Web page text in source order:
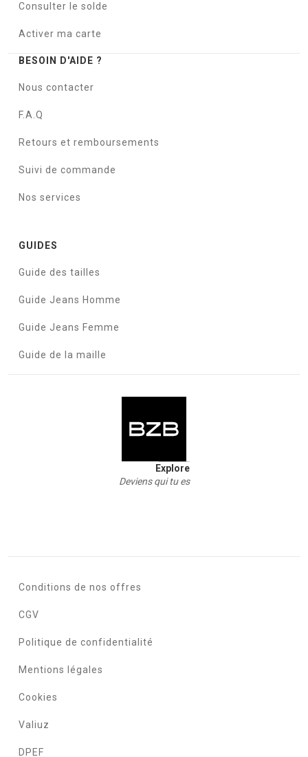
Consulter le solde
Activer ma carte
BESOIN D'AIDE ?
Nous contacter
F.A.Q
Retours et remboursements
Suivi de commande
Nos services
GUIDES
Guide des tailles
Guide Jeans Homme
Guide Jeans Femme
Guide de la maille
Explore
Deviens qui tu es
Conditions de nos offres
CGV
Politique de confidentialité
Mentions légales
Cookies
Valiuz
DPEF